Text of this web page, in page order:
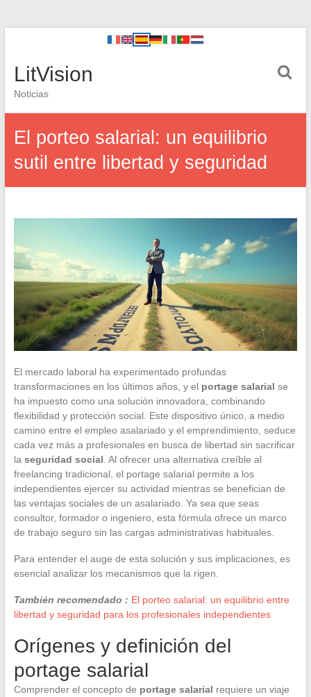
LitVision
Noticias
El porteo salarial: un equilibrio
sutil entre libertad y seguridad
El mercado laboral ha experimentado profundas
transformaciones en los últimos años, y el portage salarial se
ha impuesto como una solución innovadora, combinando
flexibilidad y protección social. Este dispositivo único, a medio
camino entre el empleo asalariado y el emprendimiento, seduce
cada vez más a profesionales en busca de libertad sin sacrificar
la seguridad social . Al ofrecer una alternativa creíble al
freelancing tradicional, el portage salarial permite a los
independientes ejercer su actividad mientras se benefician de
las ventajas sociales de un asalariado. Ya sea que seas
consultor, formador o ingeniero, esta fórmula ofrece un marco
de trabajo seguro sin las cargas administrativas habituales.
Para entender el auge de esta solución y sus implicaciones, es
esencial analizar los mecanismos que la rigen.
También recomendado : El porteo salarial: un equilibrio entre
libertad y seguridad para los profesionales independientes
Orígenes y definición del
portage salarial
Comprender el concepto de portage salarial requiere un viaje